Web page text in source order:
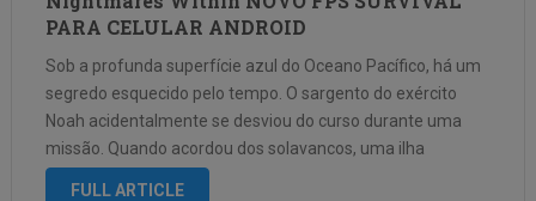
PARA CELULAR ANDROID
Sob a profunda superfície azul do Oceano Pacífico, há um
segredo esquecido pelo tempo. O sargento do exército
Noah acidentalmente se desviou do curso durante uma
missão. Quando acordou dos solavancos, uma ilha
enevoada estava deitada silenciosamente na costa-não
FULL ARTICLE